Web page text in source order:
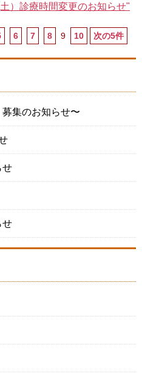
）診療時間変更のお知らせ"
6 7 8 9 10 次の5件
集のお知らせ〜
せ
せ